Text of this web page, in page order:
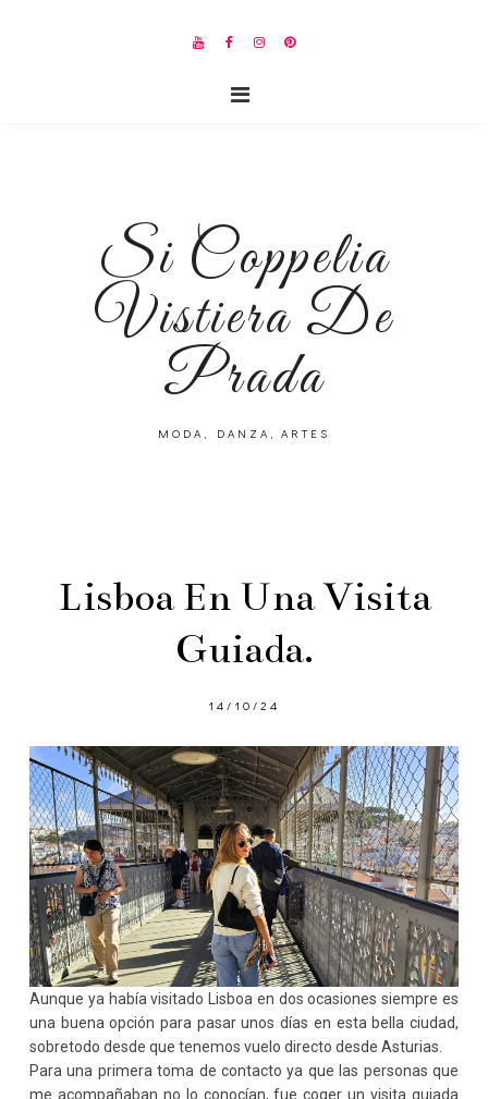
Si Coppelia
Vistiera De
Prada
MODA, DANZA, ARTES
Lisboa En Una Visita
Guiada.
14/10/24
Aunque ya había visitado Lisboa en dos ocasiones siempre es
una buena opción para pasar unos días en esta bella ciudad,
sobretodo desde que tenemos vuelo directo desde Asturias.
Para una primera toma de contacto ya que las personas que
me acompañaban no lo conocían, fue coger un visita guiada